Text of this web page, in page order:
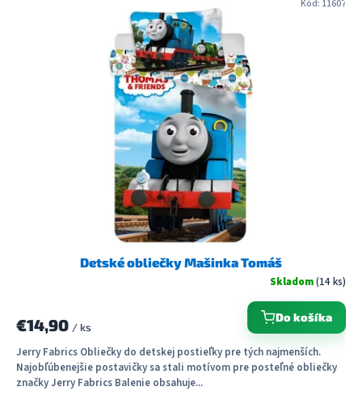
Detské obliečky Mašinka Tomáš
Skladom(14 ks)
€14,90 / ks
Do košíka
Jerry Fabrics Obliečky do detskej postieľky pre tých najmenších.
Najobľúbenejšie postavičky sa stali motívom pre posteľné obliečky
značky Jerry Fabrics Balenie obsahuje...
Kód: 11607